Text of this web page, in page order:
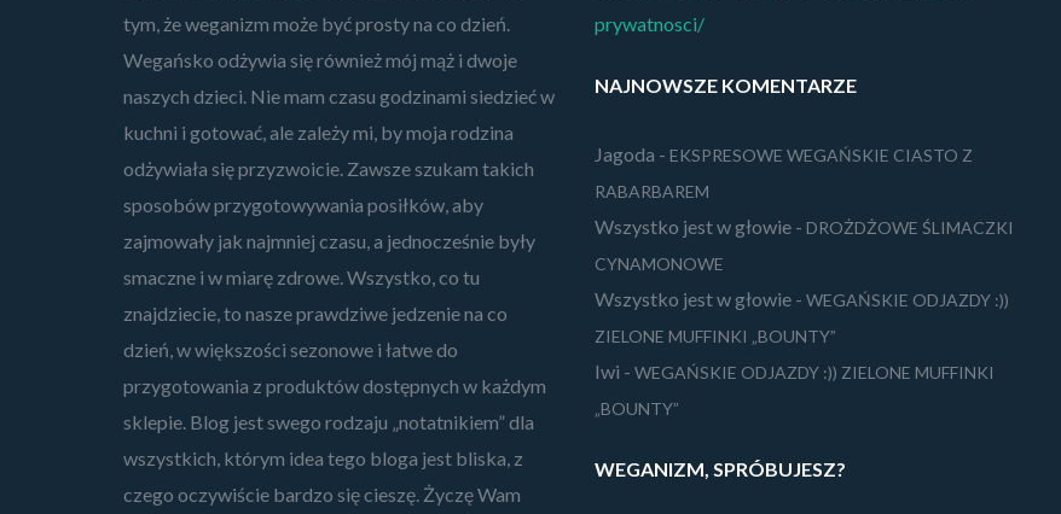
tym, że weganizm może być prosty na co dzień.
Wegańsko odżywia się również mój mąż i dwoje
naszych dzieci. Nie mam czasu godzinami siedzieć w
kuchni i gotować, ale zależy mi, by moja rodzina
odżywiała się przyzwoicie. Zawsze szukam takich
sposobów przygotowywania posiłków, aby
zajmowały jak najmniej czasu, a jednocześnie były
smaczne i w miarę zdrowe. Wszystko, co tu
znajdziecie, to nasze prawdziwe jedzenie na co
dzień, w większości sezonowe i łatwe do
przygotowania z produktów dostępnych w każdym
sklepie. Blog jest swego rodzaju „notatnikiem” dla
wszystkich, którym idea tego bloga jest bliska, z
czego oczywiście bardzo się cieszę. Życzę Wam
prywatnosci/
NAJNOWSZE KOMENTARZE
Jagoda - EKSPRESOWE WEGAŃSKIE CIASTO Z
RABARBAREM
Wszystko jest w głowie- DROŻDŻOWE ŚLIMACZKI
CYNAMONOWE
Wszystko jest w głowie- WEGAŃSKIE ODJAZDY :))
ZIELONE MUFFINKI „BOUNTY”
Iwi - WEGAŃSKIE ODJAZDY :)) ZIELONE MUFFINKI
„BOUNTY”
WEGANIZM, SPRÓBUJESZ?